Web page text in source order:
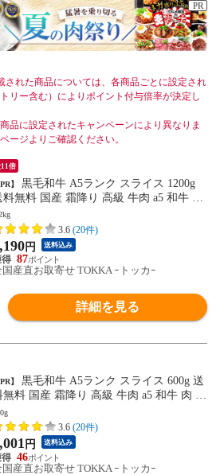
PR
された商品については、各商品ごとに設定され
リー含む）によりポイント付与倍率が決定し
品に設定されたキャンペーンにより異なりま
ージよりご確認ください。
倍
PR】
料無料 国産 霜降り 高級 牛肉 a5 和牛 肉
級肉 しゃぶしゃぶ すき焼き すき焼き肉
取り寄せ プレゼント
3.6 (20件)
円 送料込み
87
国産直お取寄せ TOKKA ｰトッカｰ
詳細を見る
PR】
無料 国産 霜降り 高級 牛肉 a5 和牛 肉 高
肉 しゃぶしゃぶ すき焼き すき焼き肉 お
り寄せ プレゼント
3.6 (20件)
円 送料込み
46
国産直お取寄せ TOKKA ｰトッカｰ